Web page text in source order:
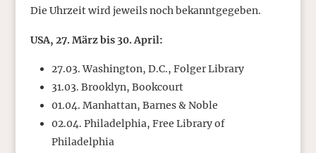
Die Uhrzeit wird jeweils noch bekanntgegeben.
USA, 27. März bis 30. April:
27.03. Washington, D.C., Folger Library
31.03. Brooklyn, Bookcourt
01.04. Manhattan, Barnes & Noble
02.04. Philadelphia, Free Library of
Philadelphia